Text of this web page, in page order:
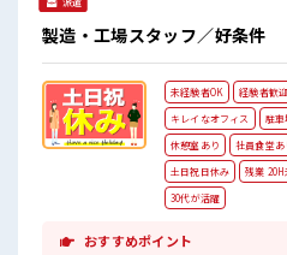
製造・工場スタッフ／好条件
未経験者OK 経験者歓迎
キレイなオフィス
駐車
休憩室あり
社員食堂あ
土日祝日休み
残業
30代が活躍
おすすめポイント